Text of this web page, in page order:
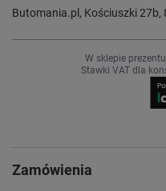
Butomania.pl , Kościuszki 27b,
W sklepie
Stawki VAT dla
Zamówienia